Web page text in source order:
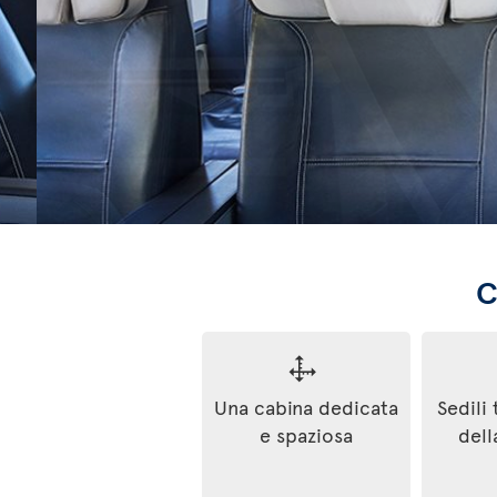
Una cabina dedicata
e spaziosa
Sedili